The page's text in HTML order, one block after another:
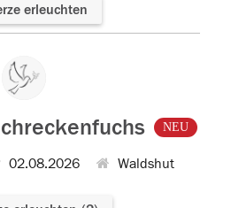
erleuchten
NEU
02.08.2026 Waldshut